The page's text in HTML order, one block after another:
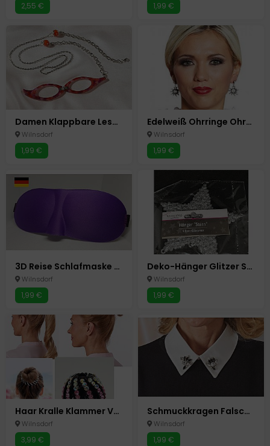
2,55 € 1,99 €
Damen Klappbare Lesebrille mit Umhänge Kette +3,5 dpt Faltbar Lese Brille Lupe
Wilnsdorf
1,99 €
Edelweiß Ohrringe Ohrstecker Kostüm Oktoberfest Fasching Karneval
Wilnsdorf
1,99 €
3D Reise Schlafmaske Lila Schlafmasken Schlafbrille Augenmaske Augenbinde
Wilnsdorf
1,99 €
Deko-Hänger Glitzer Stern 13 cm Silber Glimmer Glitzer Advent Weihnachten NEU
Wilnsdorf
1,99 €
Haar Kralle Klammer Vogel Nest Pferdeschwanz Zopf Halter Dutt Klemme Strass
Wilnsdorf
3,99 €
Schmuckkragen Falscher Kraken Blusen Aufsatz Einsatz Strass Steine Glitzer
Wilnsdorf
1,99 €